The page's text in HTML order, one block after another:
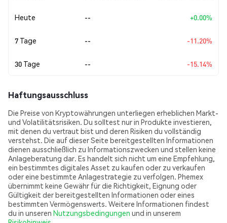
Heute -- +0.00%
7 Tage -- -11.20%
30 Tage -- -15.14%
Haftungsausschluss
Die Preise von Kryptowährungen unterliegen erheblichen Markt-
und Volatilitätsrisiken. Du solltest nur in Produkte investieren,
mit denen du vertraut bist und deren Risiken du vollständig
verstehst. Die auf dieser Seite bereitgestellten Informationen
dienen ausschließlich zu Informationszwecken und stellen keine
Anlageberatung dar. Es handelt sich nicht um eine Empfehlung,
ein bestimmtes digitales Asset zu kaufen oder zu verkaufen
oder eine bestimmte Anlagestrategie zu verfolgen. Phemex
übernimmt keine Gewähr für die Richtigkeit, Eignung oder
Gültigkeit der bereitgestellten Informationen oder eines
bestimmten Vermögenswerts. Weitere Informationen findest
du in unseren Nutzungsbedingungen und in unserem